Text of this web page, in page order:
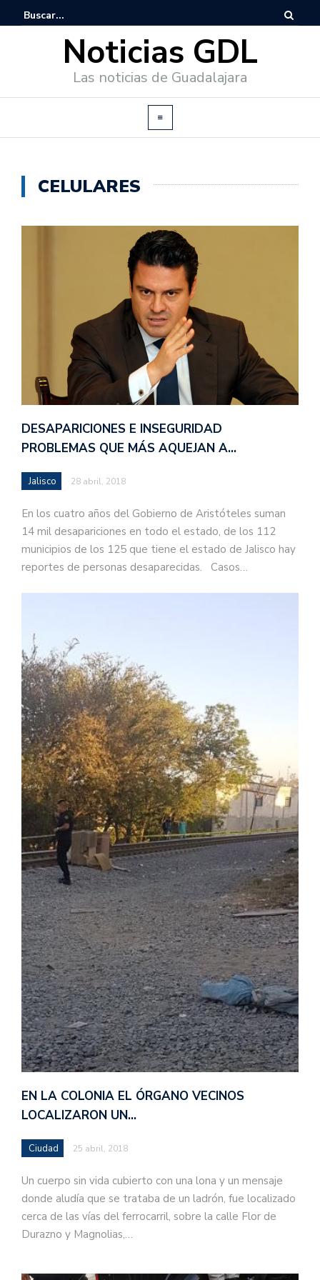
Noticias GDL
Las noticias de Guadalajara
CELULARES
DESAPARICIONES E INSEGURIDAD
PROBLEMAS QUE MÁS AQUEJAN A…
Jalisco 28 abril, 2018
En los cuatro años del Gobierno de Aristóteles suman
14 mil desapariciones en todo el estado, de los 112
municipios de los 125 que tiene el estado de Jalisco hay
reportes de personas desaparecidas. Casos…
EN LA COLONIA EL ÓRGANO VECINOS
LOCALIZARON UN…
Ciudad 25 abril, 2018
Un cuerpo sin vida cubierto con una lona y un mensaje
donde aludía que se trataba de un ladrón, fue localizado
cerca de las vías del ferrocarril, sobre la calle Flor de
Durazno y Magnolias,…